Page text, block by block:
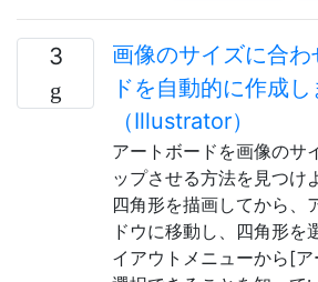
3
画像のサイズに合
ドを自動的に作成し
（Illustrator）
アートボードを画像のサ
ップさせる方法を見つけ
四角形を描画してから、
ドウに移動し、四角形を
イアウトメニューから[